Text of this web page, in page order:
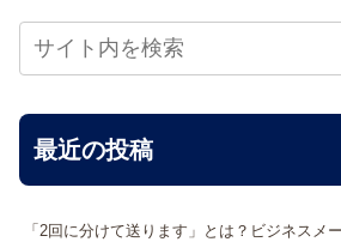
最近の投稿
「2回に分けて送ります」とは？ビジネスメ